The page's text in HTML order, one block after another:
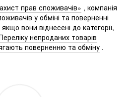
прав споживачів» , компанія
у обміні та поверненні
вони віднесені до категорії,
непроданих товарів
поверненню та обміну .